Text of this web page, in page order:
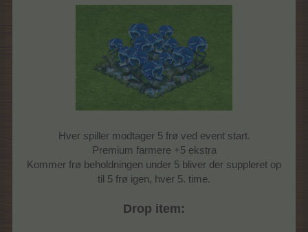
Hver spiller modtager 5 frø ved event start.
Premium farmere +5 ekstra
Kommer frø beholdningen under 5 bliver der suppleret op
til 5 frø igen, hver 5. time.
Drop item: